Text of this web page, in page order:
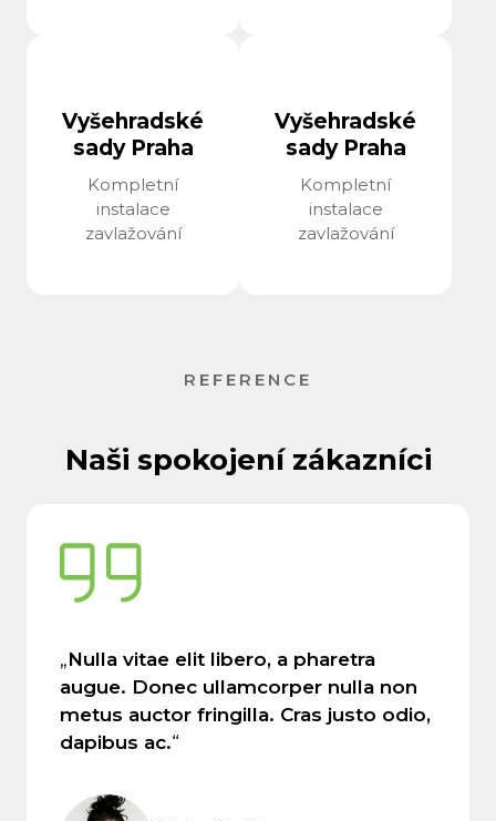
Vyšehradské
sady Praha
Kompletní
instalace
zavlažování
Vyšehradské
sady Praha
Kompletní
instalace
zavlažování
REFERENCE
Naši spokojení zákazníci
„Nulla vitae elit libero, a pharetra
augue. Donec ullamcorper nulla non
metus auctor fringilla. Cras justo odio,
dapibus ac.“